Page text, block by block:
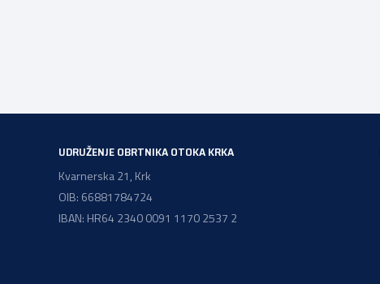
UDRUŽENJE OBRTNIKA OTOKA KRKA
Kvarnerska 21, Krk
OIB: 66881784724
IBAN: HR64 2340 0091 1170 2537 2